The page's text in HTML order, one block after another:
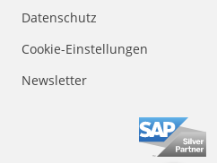
Datenschutz
Cookie-Einstellungen
Newsletter